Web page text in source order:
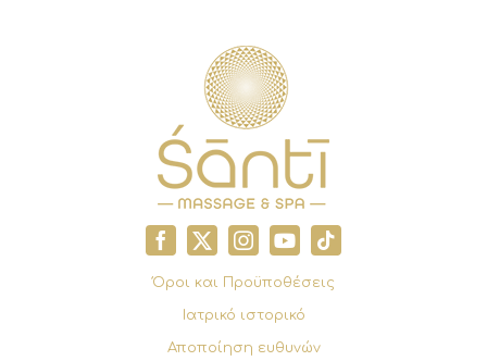
Όροι και Προϋποθέσεις
Ιατρικό ιστορικό
Αποποίηση ευθυνών